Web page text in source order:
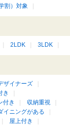
割）対象
2LDK 3LDK
ザイナーズ
き
付き
収納重視
イニングがある
屋上付き